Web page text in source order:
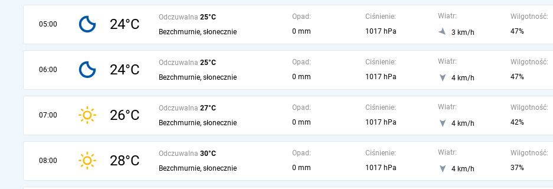
05:00 24°C Odczuwalna 25°C
Bezchmurnie, słonecznie
Opad:
0 mm
Ciśnienie:
1017 hPa
Wiatr:
3 km/h
Wilgotność:
47%
06:00 24°C Odczuwalna 25°C
Bezchmurnie, słonecznie
Opad:
0 mm
Ciśnienie:
1017 hPa
Wiatr:
4 km/h
Wilgotność:
47%
07:00 26°C Odczuwalna 27°C
Bezchmurnie, słonecznie
Opad:
0 mm
Ciśnienie:
1017 hPa
Wiatr:
4 km/h
Wilgotność:
42%
08:00 28°C Odczuwalna 30°C
Bezchmurnie, słonecznie
Opad:
0 mm
Ciśnienie:
1017 hPa
Wiatr:
4 km/h
Wilgotność:
37%